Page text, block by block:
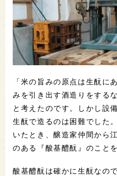
「米の旨みの原点は生酛に
みを引き出す酒造りをする
と考えたのです。しかし設
生酛で造るのは困難でした
いたとき、醸造家仲間から
のある『酸基醴酛』のこと
酸基醴酛は確かに生酛なの